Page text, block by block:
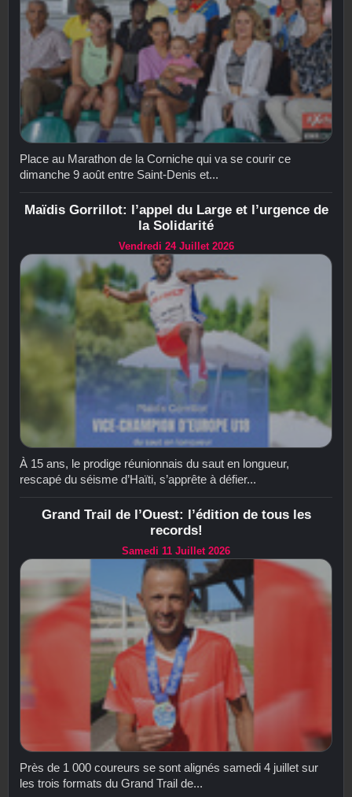
Place au Marathon de la Corniche qui va se courir ce
dimanche 9 août entre Saint-Denis et...
Maïdis Gorrillot: l’appel du Large et l’urgence de
la Solidarité
Vendredi 24 Juillet 2026
À 15 ans, le prodige réunionnais du saut en longueur,
rescapé du séisme d’Haïti, s’apprête à défier...
Grand Trail de l’Ouest: l’édition de tous les
records!
Samedi 11 Juillet 2026
Près de 1 000 coureurs se sont alignés samedi 4 juillet sur
les trois formats du Grand Trail de...